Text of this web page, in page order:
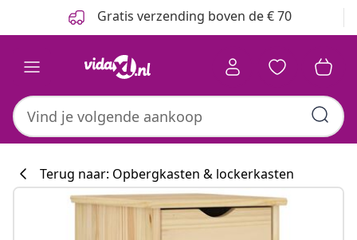
Gratis verzending boven de € 70
Terug naar: Opbergkasten & lockerkasten